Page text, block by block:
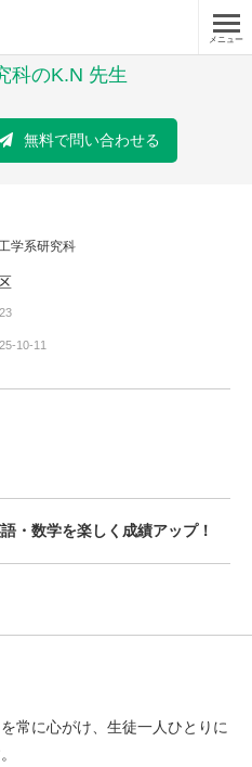
メニュー
科のK.N 先生
無料で問い合わせる
学系研究科
10-11
・数学を楽しく成績アップ！
常に心がけ、生徒一人ひとりに